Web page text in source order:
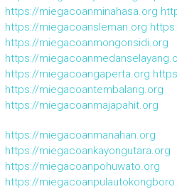
https://miegacoanminahasa.org
https://miegacoansleman.org
https://miegacoanmongonsidi.org
https://
https://miegacoangaperta.org
https://miegacoantembalang.org
https://miegacoanmajapahit.org
https://miegacoanmanahan.org
https://miegacoankayongutara.org
https://miegacoanpohuwato.org
https://